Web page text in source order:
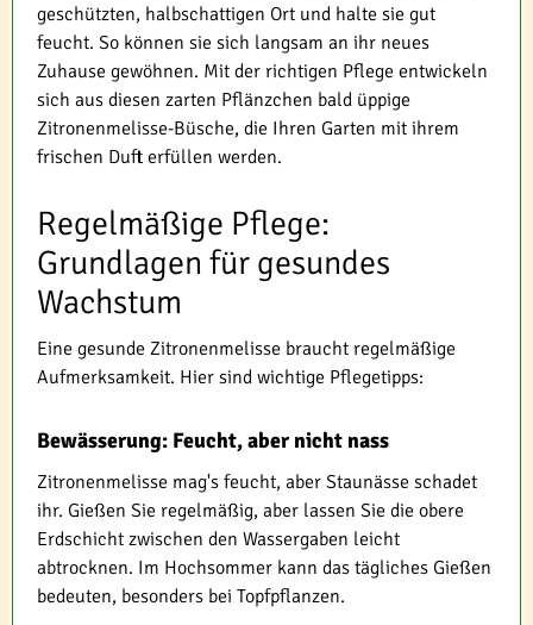
geschützten, halbschattigen Ort und halte sie gut
feucht. So können sie sich langsam an ihr neues
Zuhause gewöhnen. Mit der richtigen Pflege entwickeln
sich aus diesen zarten Pflänzchen bald üppige
Zitronenmelisse-Büsche, die Ihren Garten mit ihrem
frischen Duft erfüllen werden.
Regelmäßige Pflege:
Grundlagen für gesundes
Wachstum
Eine gesunde Zitronenmelisse braucht regelmäßige
Aufmerksamkeit. Hier sind wichtige Pflegetipps:
Bewässerung: Feucht, aber nicht nass
Zitronenmelisse mag's feucht, aber Staunässe schadet
ihr. Gießen Sie regelmäßig, aber lassen Sie die obere
Erdschicht zwischen den Wassergaben leicht
abtrocknen. Im Hochsommer kann das tägliches Gießen
bedeuten, besonders bei Topfpflanzen.